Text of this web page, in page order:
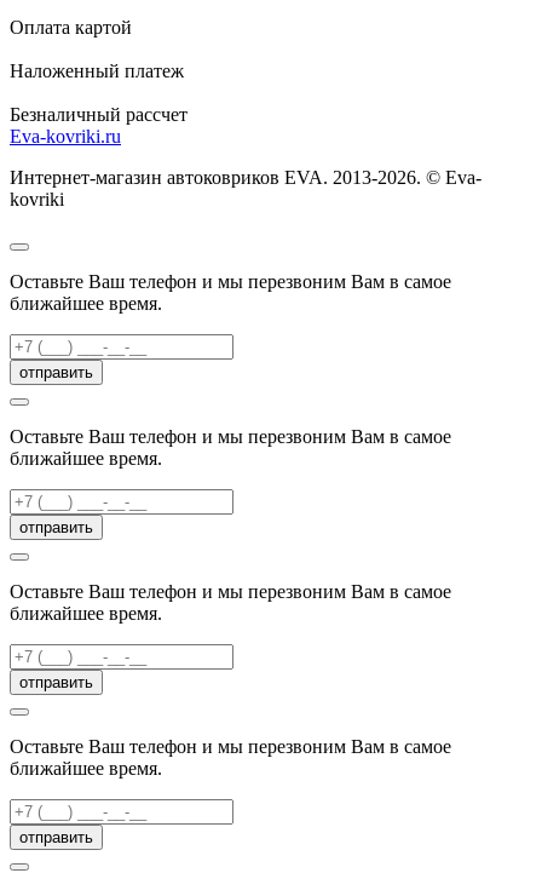
Оплата картой
Наложенный платеж
Безналичный рассчет
Eva-kovriki.ru
Интернет-магазин автоковриков EVA. 2013-2026. © Eva-
kovriki
Оставьте Ваш телефон и мы перезвоним Вам в самое
ближайшее время.
отправить
Оставьте Ваш телефон и мы перезвоним Вам в самое
ближайшее время.
отправить
Оставьте Ваш телефон и мы перезвоним Вам в самое
ближайшее время.
отправить
Оставьте Ваш телефон и мы перезвоним Вам в самое
ближайшее время.
отправить